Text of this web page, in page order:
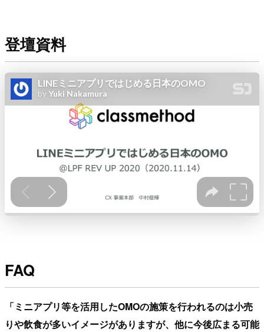
登壇資料
FAQ
「ミニアプリ等を活用したOMOの施策を行われるのは小売
りや飲食が多いイメージがありますが、他に今後広まる可能